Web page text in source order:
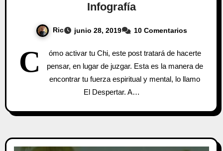
Infografía
Ric junio 28, 2019 10 Comentarios
C
ómo activar tu Chi, este post tratará de hacerte
pensar, en lugar de juzgar. Esta es la manera de
encontrar tu fuerza espiritual y mental, lo llamo
El Despertar. A…